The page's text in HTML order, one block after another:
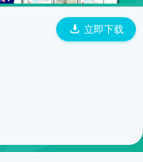
立即下载